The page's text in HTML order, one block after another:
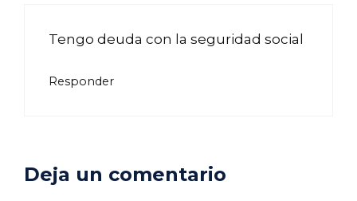
Tengo deuda con la seguridad social
Responder
Deja un comentario